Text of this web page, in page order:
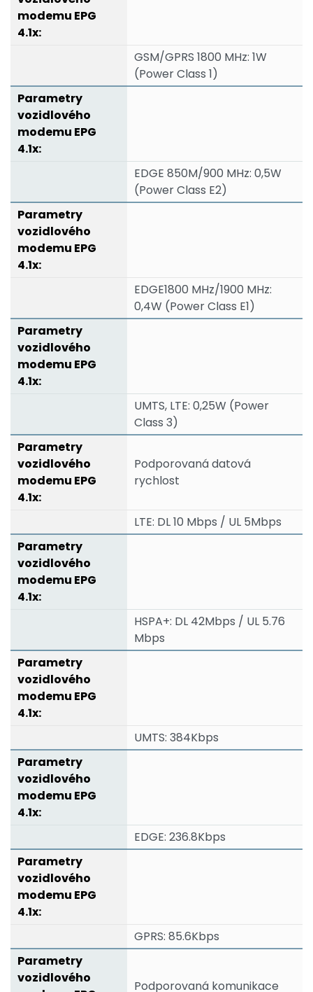
GSM/GPRS 1800 MHz: 1W
(Power Class 1)
EDGE 850M/900 MHz: 0,5W
(Power Class E2)
EDGE1800 MHz/1900 MHz:
0,4W (Power Class E1)
UMTS, LTE: 0,25W (Power
Class 3)
Podporovaná datová
rychlost
LTE: DL 10 Mbps / UL 5Mbps
HSPA+: DL 42Mbps / UL 5.76
Mbps
UMTS: 384Kbps
EDGE: 236.8Kbps
GPRS: 85.6Kbps
Podporovaná komunikace